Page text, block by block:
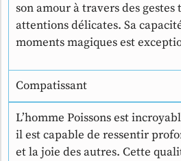
son amour à travers des gestes
attentions délicates. Sa
moments magiques est
Compatissant
L’homme Poissons est
il est capable de ressentir
et la joie des autres. Cette